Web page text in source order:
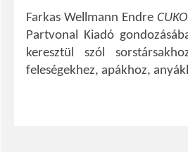
Farkas Wellmann Endre
Partvonal Kiadó
keresztül szól
feleségekhez, apákhoz,